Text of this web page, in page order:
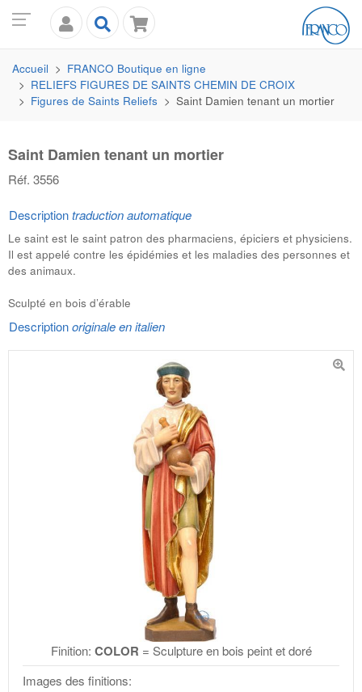
Accueil FRANCO Boutique en ligne
RELIEFS FIGURES DE SAINTS CHEMIN DE CROIX
Figures de Saints Reliefs
Saint Damien tenant un mortier
Saint Damien tenant un mortier
Réf. 3556
Descriptiontraduction automatique
Le saint est le saint patron des pharmaciens, épiciers et physiciens.
Il est appelé contre les épidémies et les maladies des personnes et
des animaux.
Sculpté en bois d’érable
Descriptionoriginale en italien
Finition: COLOR = Sculpture en bois peint et doré
Images des finitions: